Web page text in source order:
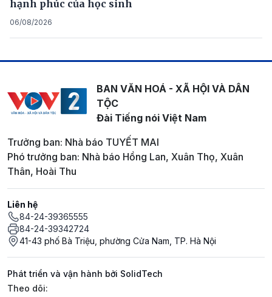
hạnh phúc của học sinh
06/08/2026
BAN VĂN HOÁ - XÃ HỘI VÀ DÂN
TỘC
Đài Tiếng nói Việt Nam
Trưởng ban: Nhà báo TUYẾT MAI
Phó trưởng ban: Nhà báo Hồng Lan, Xuân Thọ, Xuân
Thân, Hoài Thu
Liên hệ
84-24-39365555
84-24-39342724
41-43 phố Bà Triệu, phường Cửa Nam, TP. Hà Nội
Phát triển và vận hành bởi SolidTech
Mạng xã hội
Theo dõi: